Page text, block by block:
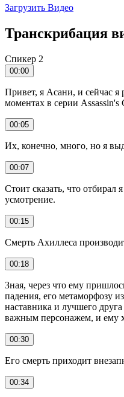
Загрузить Видео
Транскрибация
Спикер 2
00:00
Привет, я Асани, и сейчас я
моментах в серии Assassin's
00:05
Их, конечно, много, но я
00:07
Стоит сказать, что отбирал
усмотрение.
00:15
Смерть Ахиллеса
00:18
Зная, через что ему
падения, его метаморфозу
наставника и лучшего
важным персонажем, и ему
00:30
Его смерть приходит
00:34